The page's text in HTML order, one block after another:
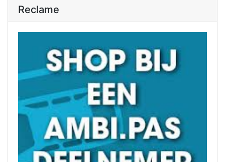
Reclame